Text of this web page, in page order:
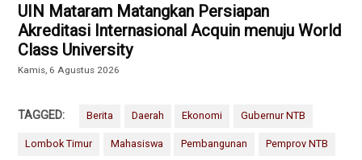
UIN Mataram Matangkan Persiapan
Akreditasi Internasional Acquin menuju World
Class University
Kamis, 6 Agustus 2026
TAGGED: Berita Daerah Ekonomi Gubernur NTB
Lombok Timur Mahasiswa Pembangunan Pemprov NTB